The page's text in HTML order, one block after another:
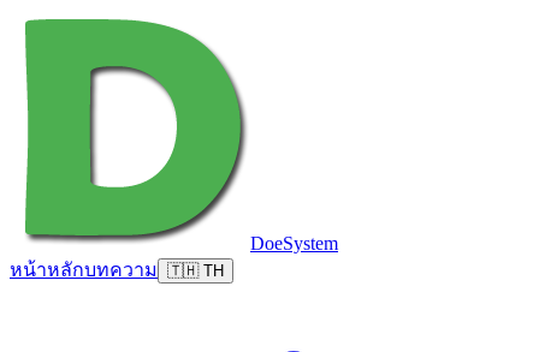
DoeSystem
หน้าหลักบทความ 🇹🇭 TH